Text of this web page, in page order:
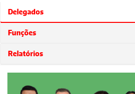
Delegados
Funções
Relatórios